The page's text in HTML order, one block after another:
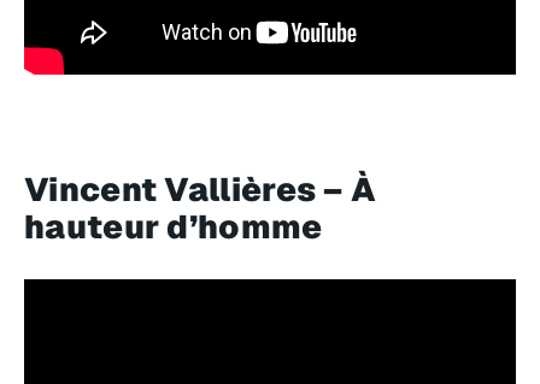
Vincent Vallières – À
hauteur d’homme